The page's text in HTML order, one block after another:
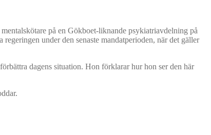
på en Gökboet-liknande psykiatriavdelning på
under den senaste mandatperioden, när det gäller
dagens situation. Hon förklarar hur hon ser den här